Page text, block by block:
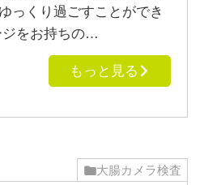
っくり過ごすことができ
ジをお持ちの…
もっと見る
大腸カメラ検査